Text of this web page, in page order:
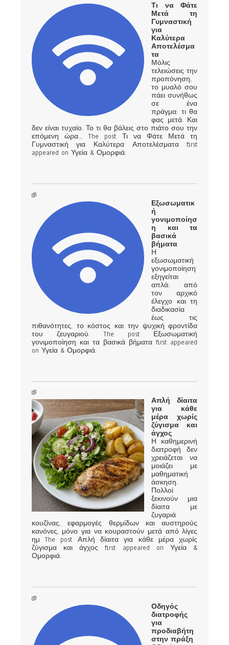
Τι να Φάτε
Μετά τη
Γυμναστική
για
Καλύτερα
Αποτελέσμα
τα
Μόλις
τελειώσεις την
προπόνηση,
το μυαλό σου
πάει συνήθως
σε ένα
πράγμα: τι θα
φας μετά. Και
δεν είναι τυχαίο. Το τι θα βάλεις στο πιάτο σου την
επόμενη ώρα… The post Τι να Φάτε Μετά τη
Γυμναστική για Καλύτερα Αποτελέσματα first
appeared on Υγεία & Ομορφιά.
Εξωσωματικ
ή
γονιμοποίησ
η και τα
βασικά
βήματα
Η
εξωσωματική
γονιμοποίηση
εξηγείται
απλά: από
τον αρχικό
έλεγχο και τη
διαδικασία
έως τις
πιθανότητες, το κόστος και την ψυχική φροντίδα
του ζευγαριού. The post Εξωσωματική
γονιμοποίηση και τα βασικά βήματα first appeared
on Υγεία & Ομορφιά.
Απλή δίαιτα
για κάθε
μέρα χωρίς
ζύγισμα και
άγχος
Η καθημερινή
διατροφή δεν
χρειάζεται να
μοιάζει με
μαθηματική
άσκηση.
Πολλοί
ξεκινούν μια
δίαιτα με
ζυγαριά
κουζίνας, εφαρμογές θερμίδων και αυστηρούς
κανόνες, μόνο για να κουραστούν μετά από λίγες
ημ The post Απλή δίαιτα για κάθε μέρα χωρίς
ζύγισμα και άγχος first appeared on Υγεία &
Ομορφιά.
Οδηγός
διατροφής
για
προδιαβήτη
στην πράξη